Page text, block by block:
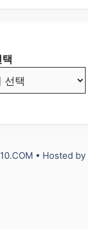
• Hosted by